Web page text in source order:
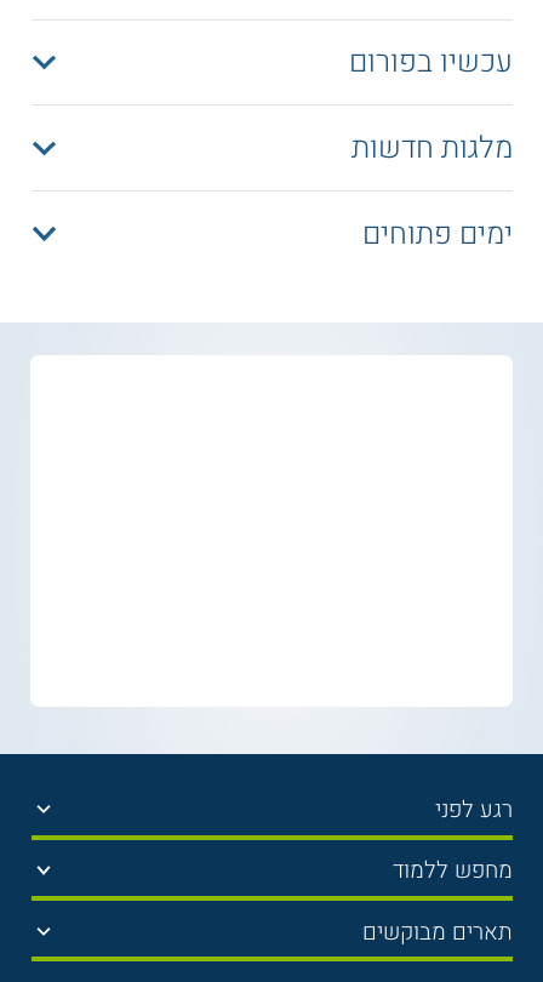
עכשיו בפורום
מלגות חדשות
ימים פתוחים
רגע לפני
בחירת לימודים
תנאי קבלה
שכר לימוד
מחפש ללמוד
תואר ראשון
תואר שני
תארים מבוקשים